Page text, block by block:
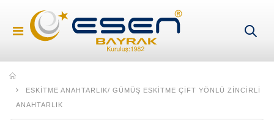
ESKITME ANAHTARLIK/ GÜMÜŞ ESKITME ÇIFT YÖNLÜ ZINCIRLI
ANAHTARLIK